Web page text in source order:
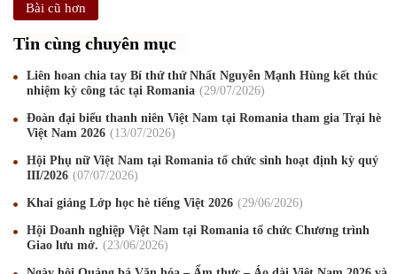
Bài cũ hơn
Tin cùng chuyên mục
Liên hoan chia tay Bí thứ thứ Nhất Nguyễn Mạnh Hùng kết thúc
nhiệm kỳ công tác tại Romania
29/07/2026
Đoàn đại biểu thanh niên Việt Nam tại Romania tham gia Trại hè
Việt Nam 2026
13/07/2026
Hội Phụ nữ Việt Nam tại Romania tổ chức sinh hoạt định kỳ quý
III/2026
07/07/2026
Khai giảng Lớp học hè tiếng Việt 2026 29/06/2026
Hội Doanh nghiệp Việt Nam tại Romania tổ chức Chương trình
Giao lưu mở.
23/06/2026